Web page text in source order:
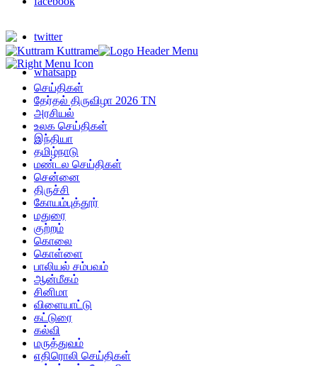
twitter
whatsapp
செய்திகள்
தேர்தல் திருவிழா 2026 TN
அரசியல்
உலக செய்திகள்
இந்தியா
தமிழ்நாடு
மண்டல செய்திகள்
சென்னை
திருச்சி
கோயம்புத்தூர்
மதுரை
குற்றம்
கொலை
கொள்ளை
பாலியல் சம்பவம்
ஆன்மீகம்
சினிமா
விளையாட்டு
கட்டுரை
கல்வி
மருத்துவம்
எதிரொலி செய்திகள்